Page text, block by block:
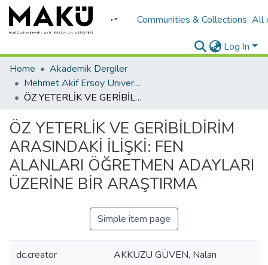
Communities & Collections All
Log In
Home
Akademik Dergiler
Mehmet Akif Ersoy University Journal of Education Faculty
ÖZ YETERLİK VE GERİBİLDİRİM ARASINDAKİ İLİŞKİ: FEN ALANLARI ÖĞRETMEN ADAYLARI ÜZERİNE BİR ARAŞTIRMA
ÖZ YETERLİK VE GERİBİLDİRİM
ARASINDAKİ İLİŞKİ: FEN
ALANLARI ÖĞRETMEN ADAYLARI
ÜZERİNE BİR ARAŞTIRMA
Simple item page
dc.creator AKKUZU GÜVEN, Nalan